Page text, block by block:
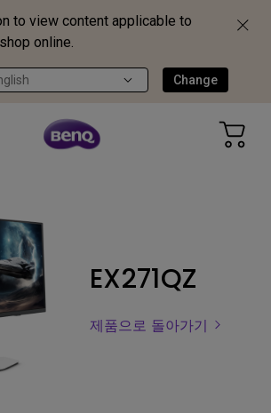
to view content applicable to
online.
Change
EX271QZ
제품으로 돌아가기